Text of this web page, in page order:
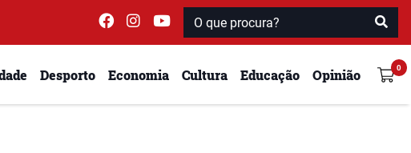
Desporto Economia Cultura Educação Opinião